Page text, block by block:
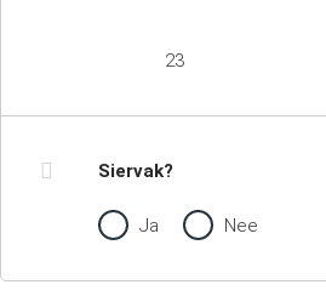
23
Siervak?
Ja Nee